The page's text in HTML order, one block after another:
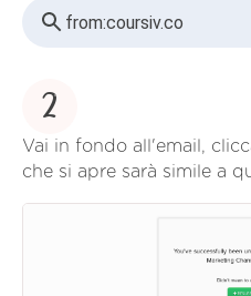
from:coursiv.co
2
Vai in fondo all'email,
che si apre sarà simile a